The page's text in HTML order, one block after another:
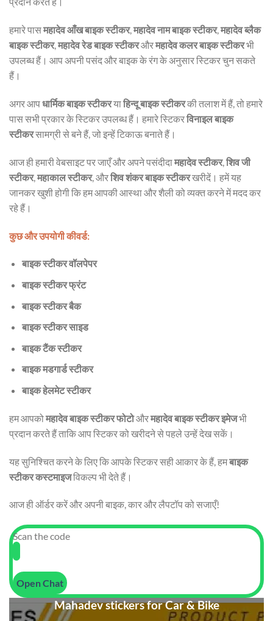
हमारे पासमहादेव आँख बाइक स्टीकर,महादेव नाम बाइक स्टीकर,महादेव ब्लैक
बाइक स्टीकर,महादेव रेड बाइक स्टीकरऔरमहादेव कलर बाइक स्टीकरभी
उपलब्ध हैं। आप अपनी पसंद और बाइक के रंग के अनुसार स्टिकर चुन सकते
हैं।
अगर आपधार्मिक बाइक स्टीकरयाहिन्दू बाइक स्टीकरकी तलाश में हैं, तो हमारे
पास सभी प्रकार के स्टिकर उपलब्ध हैं। हमारे स्टिकरविनाइल बाइक
स्टीकरसामग्री से बने हैं, जो इन्हें टिकाऊ बनाते हैं।
आज ही हमारी वेबसाइट पर जाएँ और अपने पसंदीदामहादेव स्टीकर, शिव जी
स्टीकर, महाकाल स्टीकर, औरशिव शंकर बाइक स्टीकरखरीदें। हमें यह
जानकर खुशी होगी कि हम आपकी आस्था और शैली को व्यक्त करने में मदद कर
रहे हैं।
कुछ और उपयोगी कीवर्ड:
बाइक स्टीकर वॉलपेपर
बाइक स्टीकर फ्रंट
बाइक स्टीकर बैक
बाइक स्टीकर साइड
बाइक टैंक स्टीकर
बाइक मडगार्ड स्टीकर
बाइक हेलमेट स्टीकर
हम आपकोमहादेव बाइक स्टीकर फोटोऔरमहादेव बाइक स्टीकर इमेजभी
प्रदान करते हैं ताकि आप स्टिकर को खरीदने से पहले उन्हें देख सकें।
यह सुनिश्चित करने के लिए कि आपके स्टिकर सही आकार के हैं, हमबाइक
स्टीकर कस्टमाइजविकल्प भी देते हैं।
आज ही ऑर्डर करें और अपनी बाइक, कार और लैपटॉप को सजाएँ!
Scan the code
Open Chat
Mahadev stickers for Car & Bike